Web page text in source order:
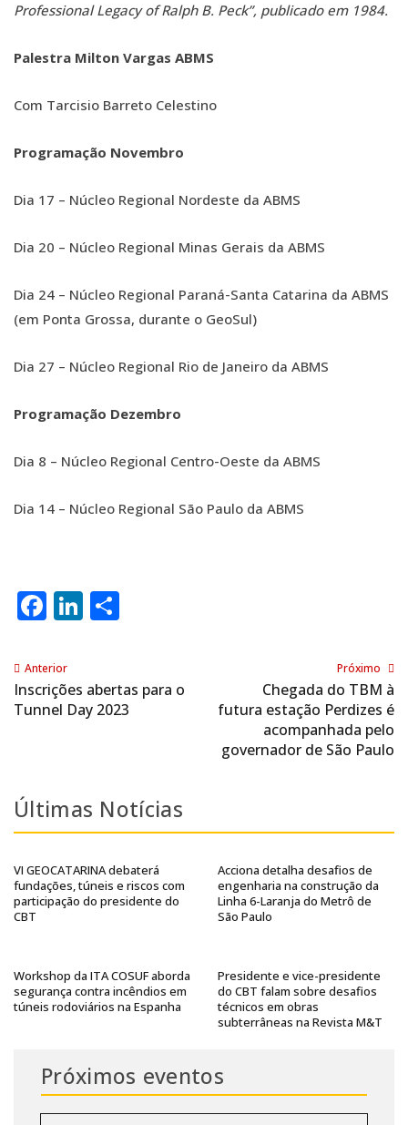
Professional Legacy of Ralph B. Peck”, publicado em 1984.
Palestra Milton Vargas ABMS
Com Tarcisio Barreto Celestino
Programação Novembro
Dia 17 – Núcleo Regional Nordeste da ABMS
Dia 20 – Núcleo Regional Minas Gerais da ABMS
Dia 24 – Núcleo Regional Paraná-Santa Catarina da ABMS
(em Ponta Grossa, durante o GeoSul)
Dia 27 – Núcleo Regional Rio de Janeiro da ABMS
Programação Dezembro
Dia 8 – Núcleo Regional Centro-Oeste da ABMS
Dia 14 – Núcleo Regional São Paulo da ABMS
Facebook
LinkedIn
Anterior
Inscrições abertas para o
Tunnel Day 2023
Próximo
Chegada do TBM à
futura estação Perdizes é
acompanhada pelo
governador de São Paulo
Últimas Notícias
VI GEOCATARINA debaterá
fundações, túneis e riscos com
participação do presidente do
CBT
Acciona detalha desafios de
engenharia na construção da
Linha 6-Laranja do Metrô de
São Paulo
Workshop da ITA COSUF aborda
segurança contra incêndios em
túneis rodoviários na Espanha
Presidente e vice-presidente
do CBT falam sobre desafios
técnicos em obras
subterrâneas na Revista M&T
Próximos eventos